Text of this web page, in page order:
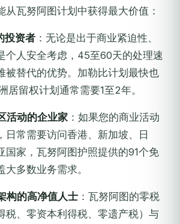
从瓦努阿图计划中获得最大价值：
投资者 ：无论是出于商业紧迫性、
个人安全考虑，45至60天的处理速
被替代的优势。加勒比计划最快也
居留权计划通常需要1至2年。
活动的企业家 ：如果您的商业活动
日常需要访问香港、新加坡、日
国家，瓦努阿图护照提供的91个免
多数业务需求。
构的高净值人士 ：瓦努阿图的零税
税、零资本利得税、零遗产税）与